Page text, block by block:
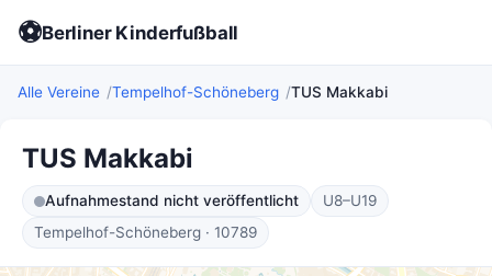
⚽Berliner Kinderfußball
Alle Vereine Tempelhof-Schöneberg TUS Makkabi
TUS Makkabi
Aufnahmestand nicht veröffentlicht
U8–U19
Tempelhof-Schöneberg · 10789